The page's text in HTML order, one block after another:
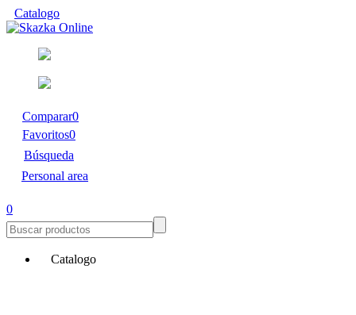
Catalogo
Comparar0
Favoritos0
Búsqueda
Personal area
0
Catalogo